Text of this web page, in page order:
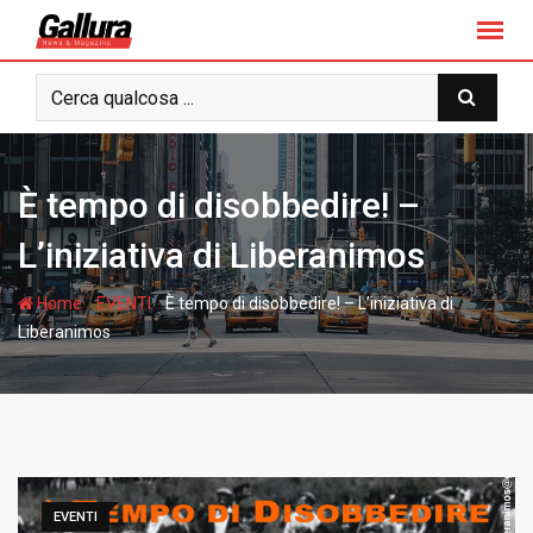
t
o
o
t
e
n
t
È tempo di disobbedire! –
L’iniziativa di Liberanimos
Home-EVENTI-È tempo di disobbedire! – L’iniziativa di
Liberanimos
EVENTI